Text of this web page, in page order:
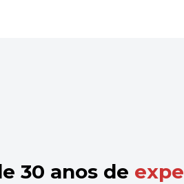
30 anos de